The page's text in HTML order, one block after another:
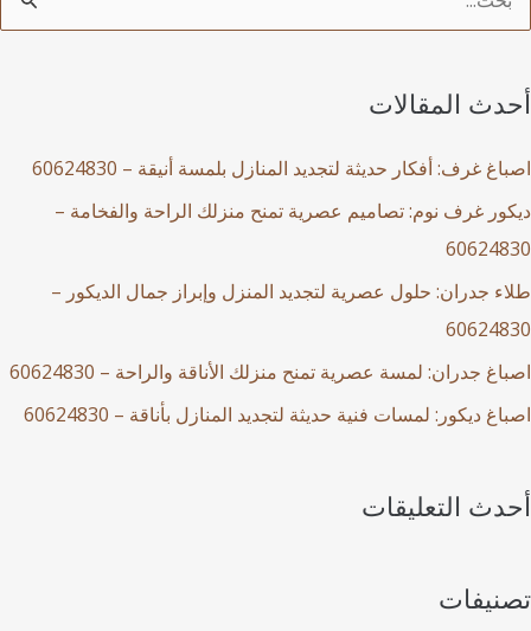
ح
ث
أحدث المقالات
اصباغ غرف: أفكار حديثة لتجديد المنازل بلمسة أنيقة – 60624830
ديكور غرف نوم: تصاميم عصرية تمنح منزلك الراحة والفخامة –
60624830
طلاء جدران: حلول عصرية لتجديد المنزل وإبراز جمال الديكور –
60624830
اصباغ جدران: لمسة عصرية تمنح منزلك الأناقة والراحة – 60624830
اصباغ ديكور: لمسات فنية حديثة لتجديد المنازل بأناقة – 60624830
أحدث التعليقات
تصنيفات